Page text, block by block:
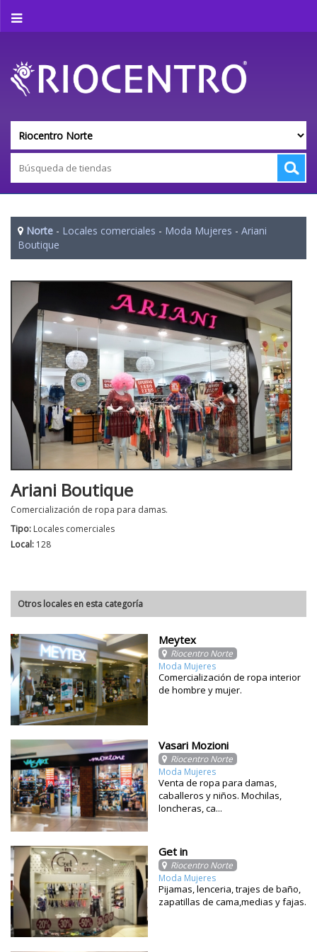
Norte - Locales comerciales - Moda Mujeres - Ariani
Boutique
Ariani Boutique
Comercialización de ropa para damas.
Tipo: Locales comerciales
Local: 128
Otros locales en esta categoría
Meytex
Riocentro Norte
Moda Mujeres
Comercialización de ropa interior
de hombre y mujer.
Vasari Mozioni
Riocentro Norte
Moda Mujeres
Venta de ropa para damas,
caballeros y niños. Mochilas,
loncheras, ca...
Get in
Riocentro Norte
Moda Mujeres
Pijamas, lenceria, trajes de baño,
zapatillas de cama,medias y fajas.